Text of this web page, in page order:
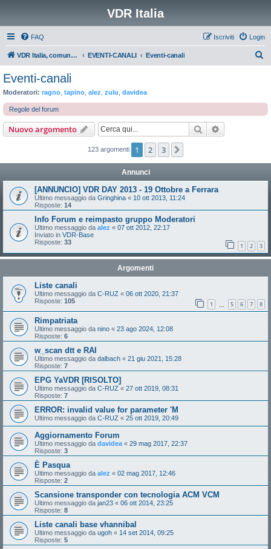
VDR Italia
FAQ Login
Iscriviti
VDR Italia, comunità italiana utilizzatori VDR EVENTI-CANALI Eventi-canali
a
Eventi-canali
Moderatori: ragno tapino alez zulu davidea
Regole del forum
Nuovo argomento Cerca
123 argomenti 1 2 3
Annunci
[ANNUNCIO] VDR DAY 2013 - 19 Ottobre a Ferrara
Ultimo messaggio da Gringhina « 10 ott 2013, 11:24
Risposte: 14
Info Forum e reimpasto gruppo Moderatori
Ultimo messaggio da alez « 07 ott 2012, 22:17
Inviato in VDR-Base
Risposte: 33 1 2 3
Argomenti
Liste canali
Ultimo messaggio da C-RUZ « 06 ott 2020, 21:37
Risposte: 105 1 5 6 7 8
Rimpatriata
Ultimo messaggio da nino « 23 ago 2024, 12:08
Risposte: 6
w_scan dtt e RAI
Ultimo messaggio da dalbach « 21 giu 2021, 15:28
Risposte: 7
EPG YaVDR [RISOLTO]
Ultimo messaggio da C-RUZ « 27 ott 2019, 08:31
Risposte: 7
ERROR: invalid value for parameter 'M
Ultimo messaggio da C-RUZ « 25 ott 2019, 20:49
Aggiornamento Forum
Ultimo messaggio da davidea « 29 mag 2017, 22:37
Risposte: 3
È Pasqua
Ultimo messaggio da alez « 02 mag 2017, 12:46
Risposte: 2
Scansione transponder con tecnologia ACM VCM
Ultimo messaggio da jan23 « 06 ott 2014, 23:25
Risposte: 8
Liste canali base vhannibal
Ultimo messaggio da ugoh « 14 set 2014, 09:25
Risposte: 5